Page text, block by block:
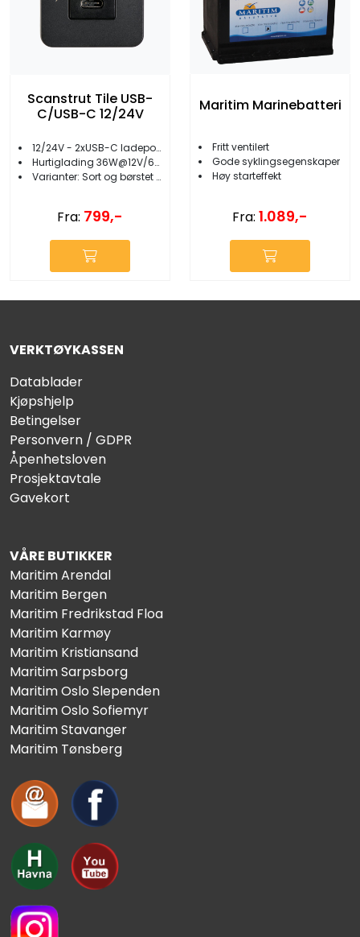
Scanstrut Tile USB-
C/USB-C 12/24V
12/24V - 2xUSB-C ladeporter
Hurtiglading 36W@12V/60W@24V
Varianter: Sort og børstet stål
Fra: 799,-
Maritim Marinebatteri
Fritt ventilert
Gode syklingsegenskaper
Høy starteffekt
Fra: 1.089,-
VERKTØYKASSEN
Datablader
Kjøpshjelp
Betingelser
Personvern / GDPR
Åpenhetsloven
Prosjektavtale
Gavekort
VÅRE BUTIKKER
Maritim Arendal
Maritim Bergen
Maritim Fredrikstad Floa
Maritim Karmøy
Maritim Kristiansand
Maritim Sarpsborg
Maritim Oslo Slependen
Maritim Oslo Sofiemyr
Maritim Stavanger
Maritim Tønsberg